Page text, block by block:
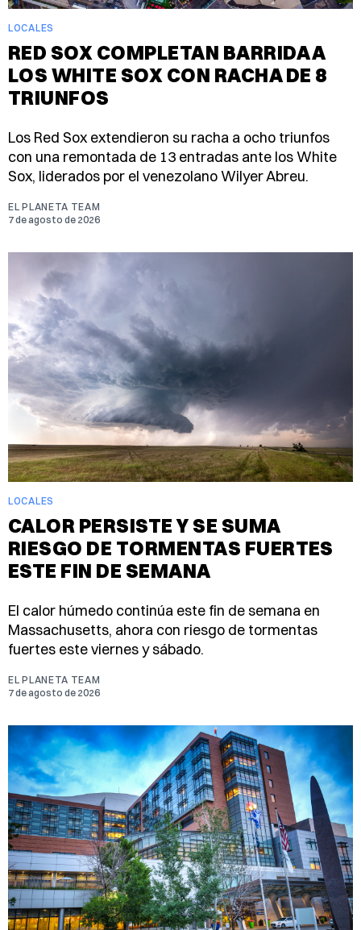
LOCALES
RED SOX COMPLETAN BARRIDA A
LOS WHITE SOX CON RACHA DE 8
TRIUNFOS
Los Red Sox extendieron su racha a ocho triunfos
con una remontada de 13 entradas ante los White
Sox, liderados por el venezolano Wilyer Abreu.
EL PLANETA TEAM
7 de agosto de 2026
LOCALES
CALOR PERSISTE Y SE SUMA
RIESGO DE TORMENTAS FUERTES
ESTE FIN DE SEMANA
El calor húmedo continúa este fin de semana en
Massachusetts, ahora con riesgo de tormentas
fuertes este viernes y sábado.
EL PLANETA TEAM
7 de agosto de 2026